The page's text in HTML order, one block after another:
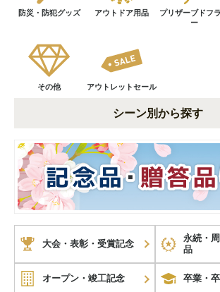
防災・防犯グッズ アウトドア用品
プリザーブドフ
ー
その他 アウトレットセール
シーン別から探す
大会・表彰・受賞記念
永続・
品
オープン・竣工記念 卒業・